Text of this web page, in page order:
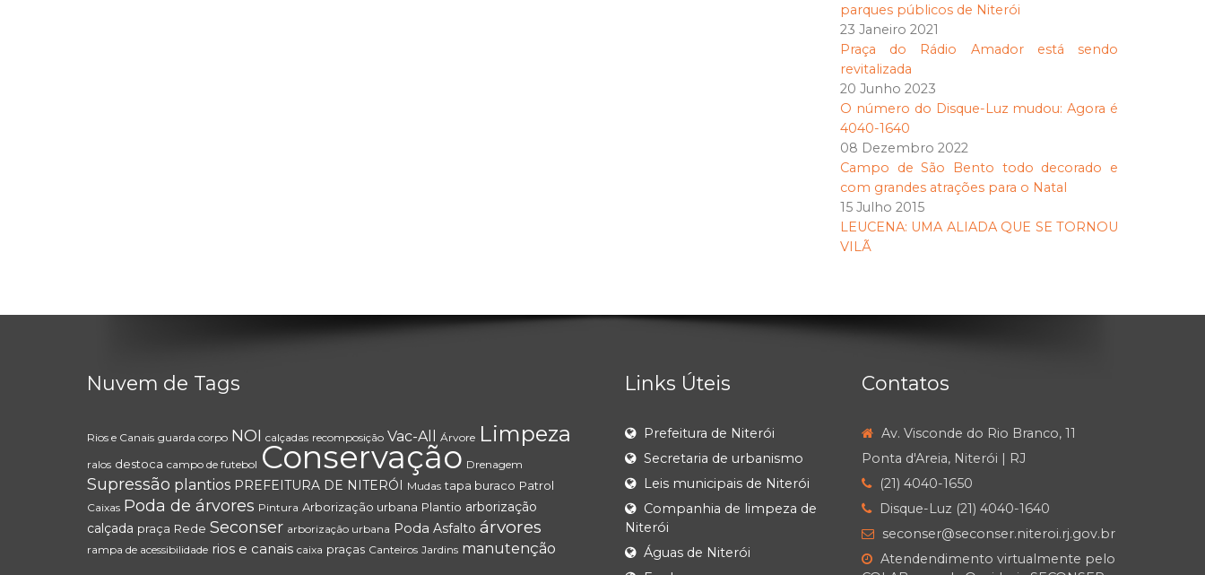
parques públicos de Niterói
23 Janeiro 2021
Praça do Rádio Amador está sendo
revitalizada
20 Junho 2023
O número do Disque-Luz mudou: Agora é
4040-1640
08 Dezembro 2022
Campo de São Bento todo decorado e
com grandes atrações para o Natal
15 Julho 2015
LEUCENA: UMA ALIADA QUE SE TORNOU
VILÃ
Nuvem de Tags
Rios e Canais guarda corpo NOI calçadas recomposição Vac-All Árvore Limpeza
ralos destoca campo de futebol Conservação Drenagem
Supressão plantios PREFEITURA DE NITERÓI Mudas tapa buraco Patrol
Caixas Poda de árvores Pintura Arborização urbana Plantio arborização
calçada praça Rede Seconser arborização urbana Poda Asfalto árvores
rampa de acessibilidade rios e canais caixa praças Canteiros Jardins manutenção
Links Úteis
Prefeitura de Niterói
Secretaria de urbanismo
Leis municipais de Niterói
Companhia de limpeza de
Niterói
Águas de Niterói
Contatos
Av. Visconde do Rio Branco, 11
Ponta d'Areia, Niterói | RJ
(21) 4040-1650
Disque-Luz (21) 4040-1640
seconser@seconser.niteroi.rj.gov.br
Atendendimento virtualmente pelo